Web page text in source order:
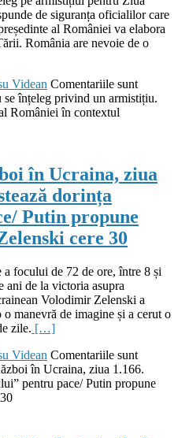
de siguranța oficialilor care
al României va elabora
România are nevoie de o
Videan Comentariile sunt
înțeleg privind un armistițiu.
României în contextul
în Ucraina, ziua
dorința
Putin propune
cere 30
focului de 72 de ore, între 8 și
ani de la victoria asupra
Volodimir Zelenski a
manevră de imagine și a cerut o
zile. […]
Videan Comentariile sunt
în Ucraina, ziua 1.166.
pentru pace/ Putin propune